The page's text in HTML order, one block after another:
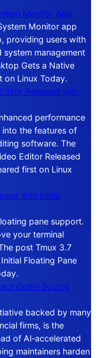
Monitor App
Monitor app
providing users with
management
Gets a Native
on Linux Today.
Released with
performance
the features of
software. The
Editor Released
first on Linux
with Initial
pane support.
your terminal
post Tmux 3.7
Floating Pane
Open-Source
backed by many
firms, is the
of AI‑accelerated
maintainers harden